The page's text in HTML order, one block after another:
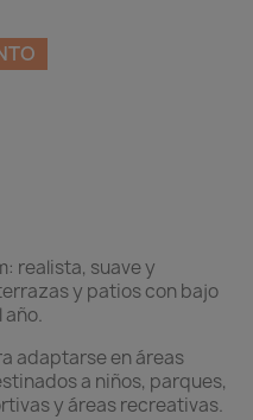
realista, suave y
y patios con bajo
adaptarse en áreas
a niños, parques,
y áreas recreativas.